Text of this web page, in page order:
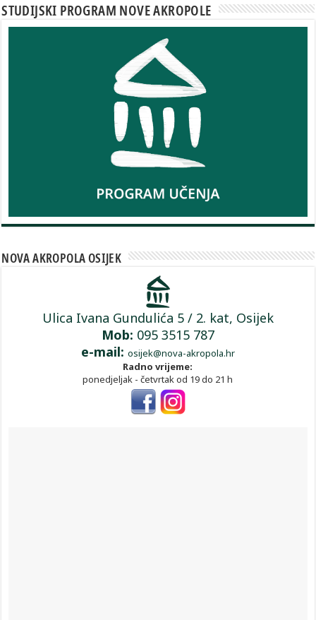
STUDIJSKI PROGRAM NOVE AKROPOLE
NOVA AKROPOLA OSIJEK
Ulica Ivana Gundulića 5 / 2. kat, Osijek
Mob: 095 3515 787
e-mail: osijek@nova-akropola.hr
Radno vrijeme:
ponedjeljak - četvrtak od 19 do 21 h